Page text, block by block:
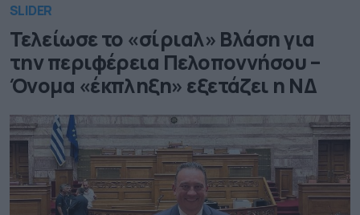
SLIDER
Τελείωσε το «σίριαλ» Βλάση για
την περιφέρεια Πελοποννήσου –
Όνομα «έκπληξη» εξετάζει η ΝΔ